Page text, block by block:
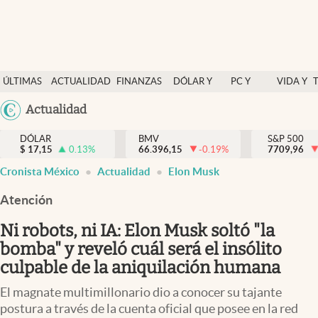
ÚLTIMAS
NOTICIAS
ACTUALIDAD
FINANZAS
DÓLAR Y
PC Y
VIDA Y
México
Actualidad
Actualidad
Finanzas y economía
Dólar y mercados
Pc y celular
Vida y estilo
Tv
DÓLAR
$ 17,15 0.13%
BMV
66.396,15
-0.19%
S&P 500
7709,96
Cronista México Actualidad Elon Musk
Atención
Ni robots, ni IA: Elon Musk soltó "la
bomba" y reveló cuál será el insólito
culpable de la aniquilación humana
El magnate multimillonario dio a conocer su tajante
postura a través de la cuenta oficial que posee en la red